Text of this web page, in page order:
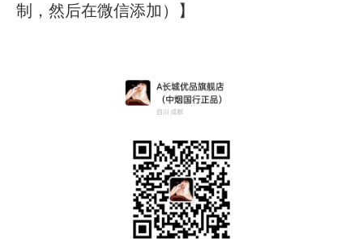
制，然后在微信添加）】